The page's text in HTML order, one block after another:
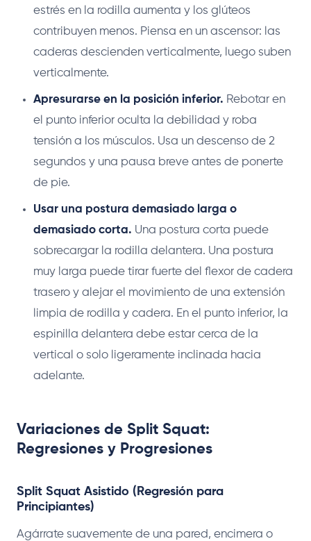
estrés en la rodilla aumenta y los glúteos
contribuyen menos. Piensa en un ascensor: las
caderas descienden verticalmente, luego suben
verticalmente.
Apresurarse en la posición inferior. Rebotar en
el punto inferior oculta la debilidad y roba
tensión a los músculos. Usa un descenso de 2
segundos y una pausa breve antes de ponerte
de pie.
Usar una postura demasiado larga o
demasiado corta. Una postura corta puede
sobrecargar la rodilla delantera. Una postura
muy larga puede tirar fuerte del flexor de cadera
trasero y alejar el movimiento de una extensión
limpia de rodilla y cadera. En el punto inferior, la
espinilla delantera debe estar cerca de la
vertical o solo ligeramente inclinada hacia
adelante.
Variaciones de Split Squat:
Regresiones y Progresiones
Split Squat Asistido (Regresión para
Principiantes)
Agárrate suavemente de una pared, encimera o